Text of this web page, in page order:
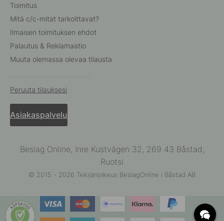
Toimitus
Mitä c/c-mitat tarkoittavat?
Ilmaisen toimituksen ehdot
Palautus & Reklamaatio
Muuta olemassa olevaa tilausta
Peruuta tilauksesi
Asiakaspalvelu
Beslag Online, Inre Kustvägen 32, 269 43 Båstad,
Ruotsi
© 2015 - 2026 Tekijänoikeus BeslagOnline i Båstad AB